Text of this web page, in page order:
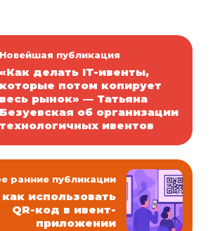
Новейшая публикация
«Как делать IT-ивенты,
которые потом копирует
весь рынок» — Татьяна
Безуевская об организации
технологичных ивентов
ранние публикации
использовать
QR-код в ивент-
приложении